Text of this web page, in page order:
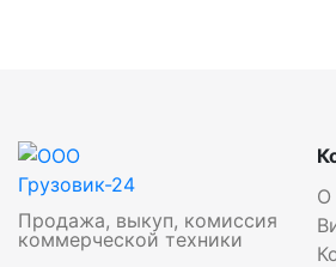
Продажа, выкуп, комиссия
коммерческой техники
О